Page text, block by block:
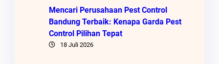
Mencari Perusahaan Pest Control
Bandung Terbaik: Kenapa Garda Pest
Control Pilihan Tepat
18 Juli 2026